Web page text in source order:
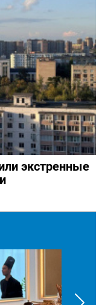
экстренные